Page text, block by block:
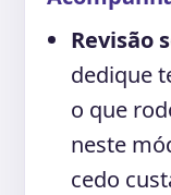
Revisão
dedique
o que
neste
cedo